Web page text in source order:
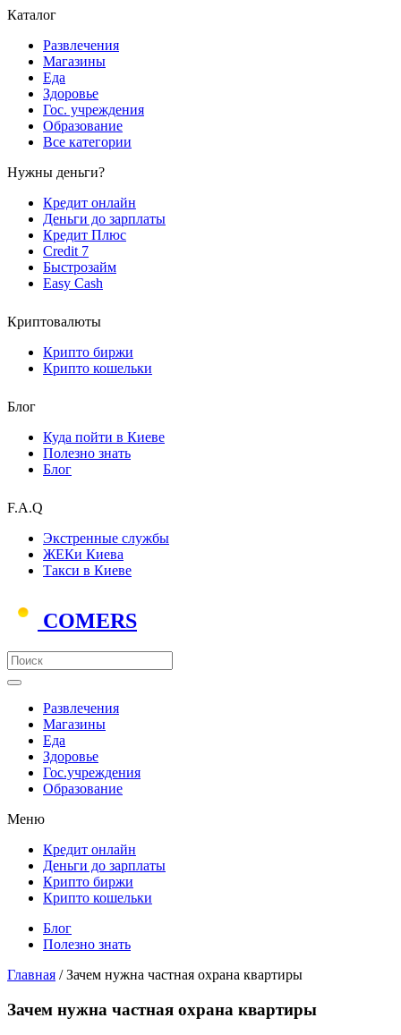
Каталог
Развлечения
Магазины
Еда
Здоровье
Гос. учреждения
Образование
Все категории
Нужны деньги?
Кредит онлайн
Деньги до зарплаты
Кредит Плюс
Credit 7
Быстрозайм
Easy Cash
Криптовалюты
Крипто биржи
Крипто кошельки
Блог
Куда пойти в Киеве
Полезно знать
Блог
F.A.Q
Экстренные службы
ЖЕКи Киева
Такси в Киеве
COMERS
Развлечения
Магазины
Еда
Здоровье
Гос.учреждения
Образование
Меню
Кредит онлайн
Деньги до зарплаты
Крипто биржи
Крипто кошельки
Блог
Полезно знать
Главная / Зачем нужна частная охрана квартиры
Зачем нужна частная охрана квартиры